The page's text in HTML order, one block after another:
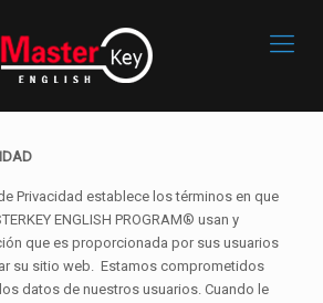
Privacidad establece los términos en que
ENGLISH PROGRAM® usan y
que es proporcionada por sus usuarios
su sitio web. Estamos comprometidos
datos de nuestros usuarios. Cuando le